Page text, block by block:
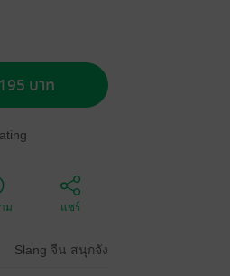
บาท
ม แชร์
Slang จีน สนุกจัง